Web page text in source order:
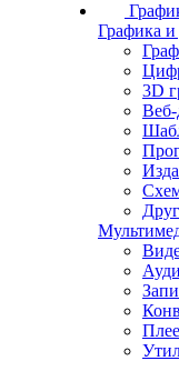
Графика и
3D
Веб-